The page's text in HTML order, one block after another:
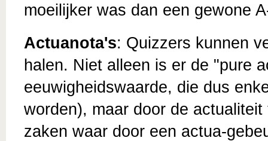
moeilijker was dan een gewone
Actuanota's: Quizzers kunnen
halen. Niet alleen is er de "pure
eeuwigheidswaarde, die dus
worden), maar door de
zaken waar door een actua-